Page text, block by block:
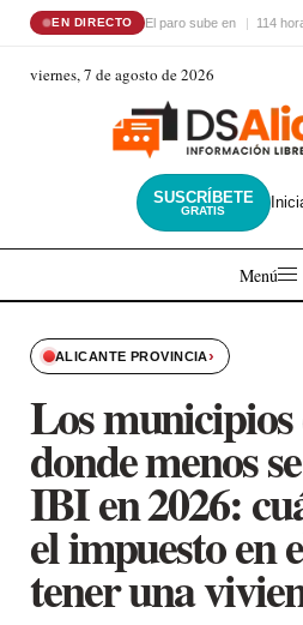
EN DIRECTO El paro sube en 114
viernes, 7 de agosto de 2026
SUSCRÍBETE
GRATIS
Menú
ALICANTE PROVINCIA›
Los
donde menos
IBI en 2026:
el impuesto en
tener una